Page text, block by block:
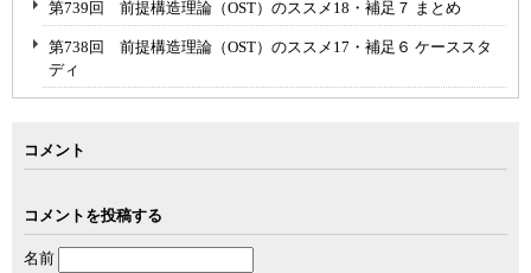
第739回 前提構造理論（OST）のススメ18・補足７ まとめ
第738回 前提構造理論（OST）のススメ17・補足６ ケーススタ
ディ
コメント
コメントを投稿する
名前